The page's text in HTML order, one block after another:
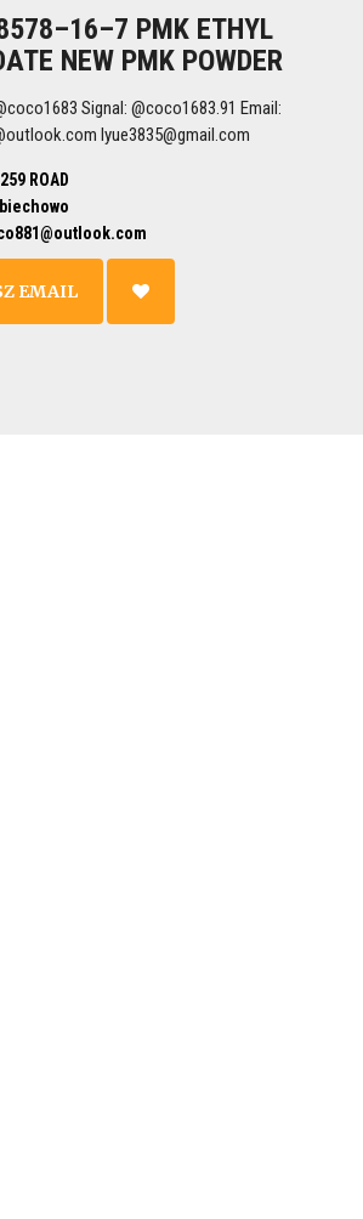
PMK ETHYL
NEW PMK POWDER
Signal: @coco1683.91 Email:
lyue3835@gmail.com
ROAD
EMAIL